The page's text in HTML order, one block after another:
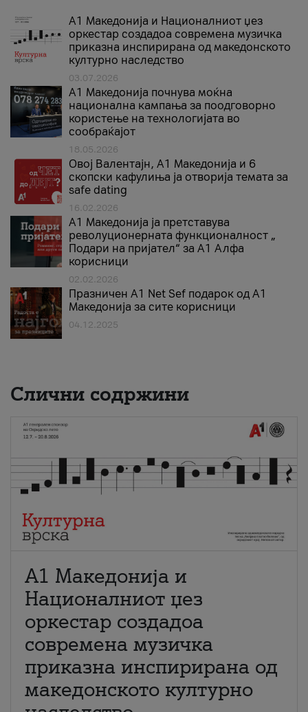
А1 Македонија и Националниот џез
оркестар создадоа современа музичка
приказна инспирирана од македонското
културно наследство
03.07.2026
A1 Македонија почнува моќна
национална кампања за поодговорно
користење на технологијата во
сообраќајот
18.05.2026
Овој Валентајн, A1 Македонија и 6
скопски кафулиња ја отворија темата за
safe dating
16.02.2026
А1 Македонија ја претставува
револуционерната функционалност „
Подари на пријател“ за А1 Алфа
корисници
02.02.2026
Празничен A1 Net Sеf подарок од А1
Македонија за сите корисници
04.12.2025
Слични содржини
А1 Македонија и
Националниот џез
оркестар создадоа
современа музичка
приказна инспирирана од
македонското културно